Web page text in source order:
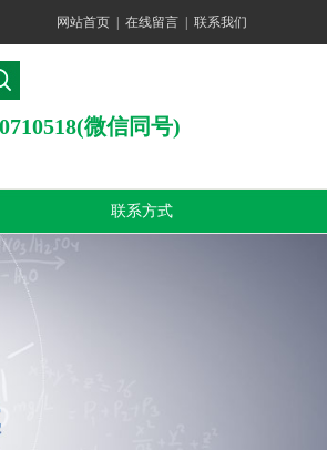
网站首页 在线留言 联系我们
微信同号)
联系方式